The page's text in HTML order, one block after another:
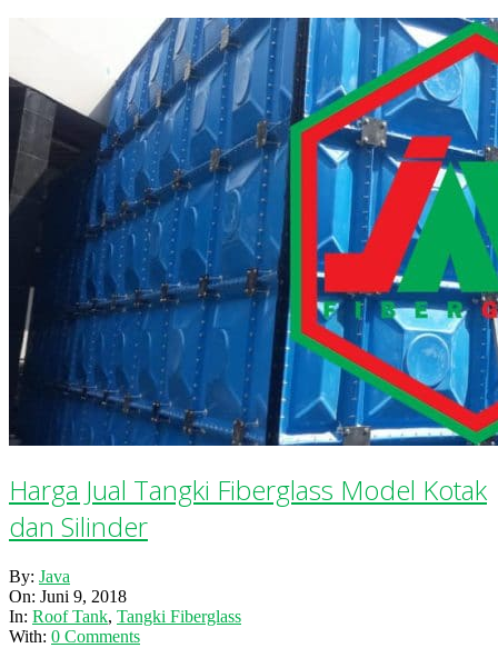
Harga Jual Tangki Fiberglass Model Kotak
dan Silinder
2018-
06-
09
By: Java
On: Juni 9, 2018
In: Roof Tank, Tangki Fiberglass
With: 0 Comments